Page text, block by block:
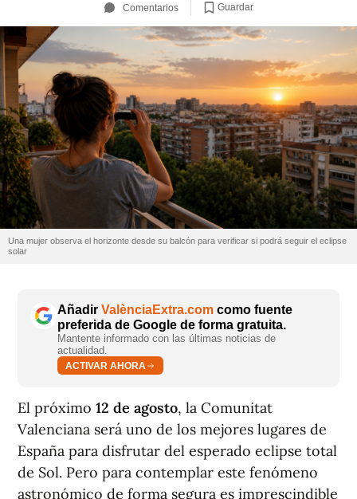
Comentarios Guardar
Una mujer observa el horizonte desde su balcón para verificar si podrá seguir el eclipse
solar
Añadir ValènciaExtra.com como fuente
preferida de Google de forma gratuita.
Mantente informado con las últimas noticias de
actualidad.
ACTIVAR AHORA
El próximo 12 de agosto, la Comunitat
Valenciana será uno de los mejores lugares de
España para disfrutar del esperado eclipse total
de Sol. Pero para contemplar este fenómeno
astronómico de forma segura es imprescindible